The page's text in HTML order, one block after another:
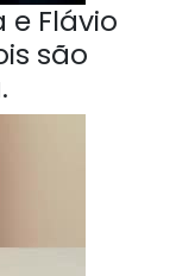
e Flávio
são